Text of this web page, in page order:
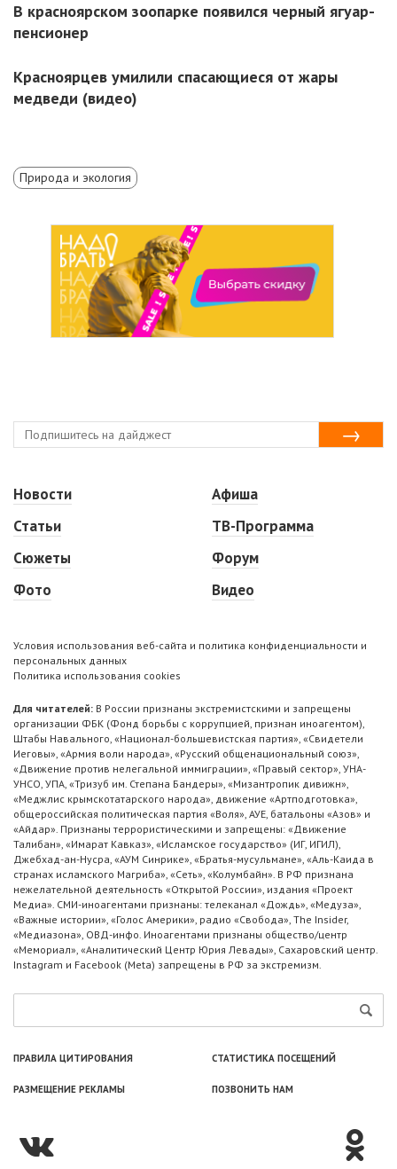
В красноярском зоопарке появился черный ягуар-
пенсионер
Красноярцев умилили спасающиеся от жары
медведи (видео)
Природа и экология
Новости
Статьи
Сюжеты
Фото
Афиша
ТВ-Программа
Форум
Видео
Условия использования веб-сайта и политика конфиденциальности и
персональных данных
Политика использования cookies
Для читателей: В России признаны экстремистскими и запрещены
организации ФБК (Фонд борьбы с коррупцией, признан иноагентом),
Штабы Навального, «Национал-большевистская партия», «Свидетели
Иеговы», «Армия воли народа», «Русский общенациональный союз»,
«Движение против нелегальной иммиграции», «Правый сектор», УНА-
УНСО, УПА, «Тризуб им. Степана Бандеры», «Мизантропик дивижн»,
«Меджлис крымскотатарского народа», движение «Артподготовка»,
общероссийская политическая партия «Воля», АУЕ, батальоны «Азов» и
«Айдар». Признаны террористическими и запрещены: «Движение
Талибан», «Имарат Кавказ», «Исламское государство» (ИГ, ИГИЛ),
Джебхад-ан-Нусра, «АУМ Синрике», «Братья-мусульмане», «Аль-Каида в
странах исламского Магриба», «Сеть», «Колумбайн». В РФ признана
нежелательной деятельность «Открытой России», издания «Проект
Медиа». СМИ-иноагентами признаны: телеканал «Дождь», «Медуза»,
«Важные истории», «Голос Америки», радио «Свобода», The Insider,
«Медиазона», ОВД-инфо. Иноагентами признаны общество/центр
«Мемориал», «Аналитический Центр Юрия Левады», Сахаровский центр.
Instagram и Facebook (Metа) запрещены в РФ за экстремизм.
ПРАВИЛА ЦИТИРОВАНИЯ СТАТИСТИКА ПОСЕЩЕНИЙ
РАЗМЕЩЕНИЕ РЕКЛАМЫ ПОЗВОНИТЬ НАМ